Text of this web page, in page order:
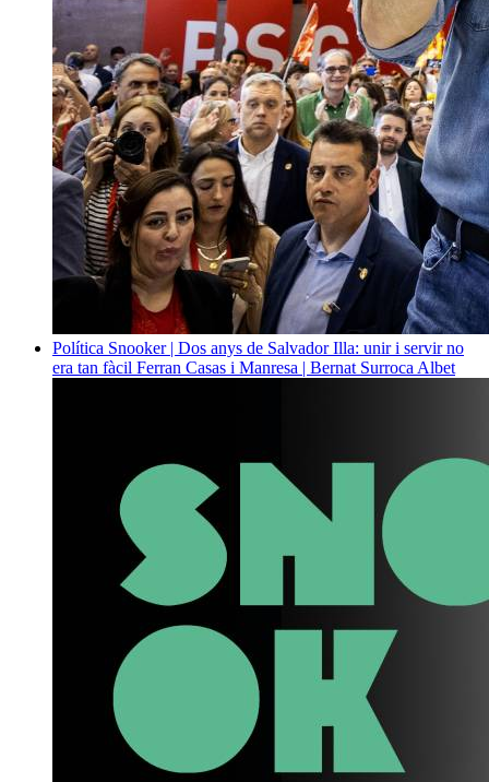
Política Snooker | Dos anys de Salvador Illa: unir i servir no
era tan fàcil Ferran Casas i Manresa | Bernat Surroca Albet